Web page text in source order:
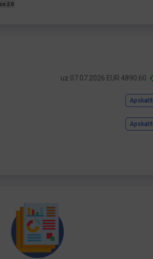
2.0
uz 07.07.2026 EUR 4890.60
Apskatīt
Apskatīt